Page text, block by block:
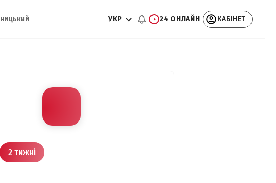
УКР 24 ОНЛАЙН КАБІНЕТ
2 тижні